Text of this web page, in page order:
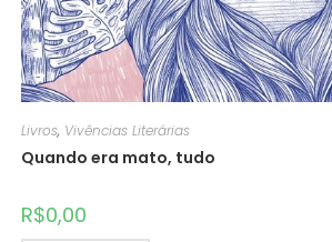
Livros, Vivências Literárias
Quando era mato, tudo
R$0,00